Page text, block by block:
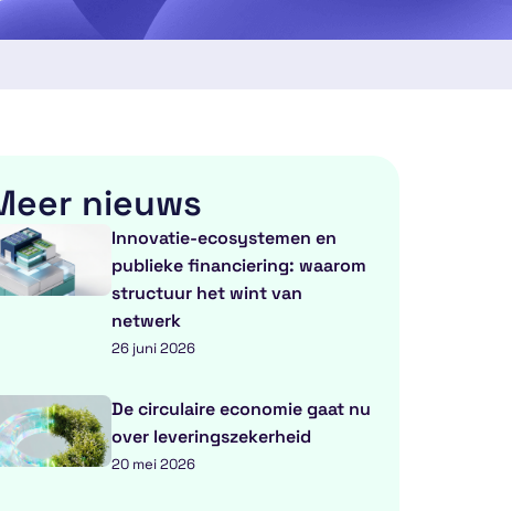
nieuws
Innovatie-ecosystemen en
publieke financiering: waarom
structuur het wint van
netwerk
26 juni 2026
De circulaire economie gaat nu
over leveringszekerheid
20 mei 2026